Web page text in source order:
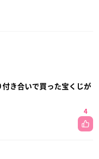
き合いで買った宝くじが
4